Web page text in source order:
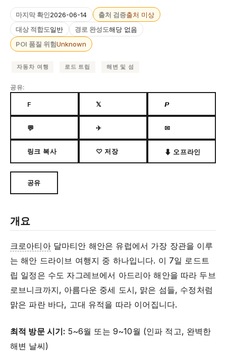
마지막 확인2026-06-14 출처 검증출처 미상
대상 적합도일반 경로 완성도해당 없음
POI 품질 위험Unknown
자동차 여행 로드 트립 해변 및 섬
공유:
F 𝕏 𝙋
💬 ✈ ✉
링크 복사 ♡ 저장 ⬇ 오프라인
공유
개요
크로아티아달마티안 해안은 유럽에서 가장 장관을 이루
는 해안 드라이브 여행지 중 하나입니다. 이 7일 로드트
립 일정은 수도 자그레브에서 아드리아 해안을 따라 두브
로브니크까지, 아름다운 중세 도시, 맑은 섬들, 수정처럼
맑은 파란 바다, 고대 유적을 따라 이어집니다.
최적 방문 시기: 5~6월 또는 9~10월 (인파 적고, 완벽한
해변 날씨)